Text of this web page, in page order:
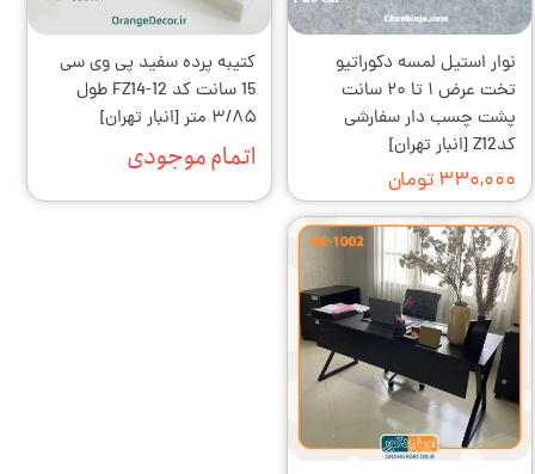
نوار استیل لمسه دکوراتیو
تخت عرض ۱ تا ۲۰ سانت
پشت چسب دار سفارشی
کدZ12 [انبار تهران]
۳۳۰,۰۰۰ تومان
کتیبه پرده سفید پی وی سی
15 سانت کد FZ14-12 طول
۳/۸۵ متر [انبار تهران]
اتمام موجودی